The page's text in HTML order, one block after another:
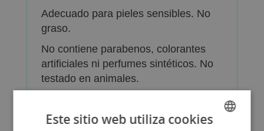
Adecuado para pieles sensibles. No
graso.
No contiene parabenos, colorantes
artificiales ni perfumes sintéticos. No
testado en animales.
Desert está elaborado a partir de aloe
Este sitio web utiliza cookies